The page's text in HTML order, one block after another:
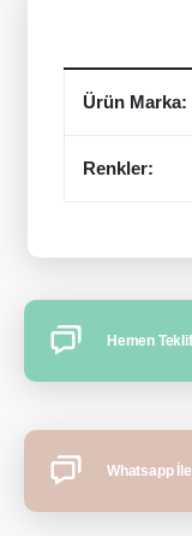
Ürün Marka:
Renkler:
Hemen
Whatsapp